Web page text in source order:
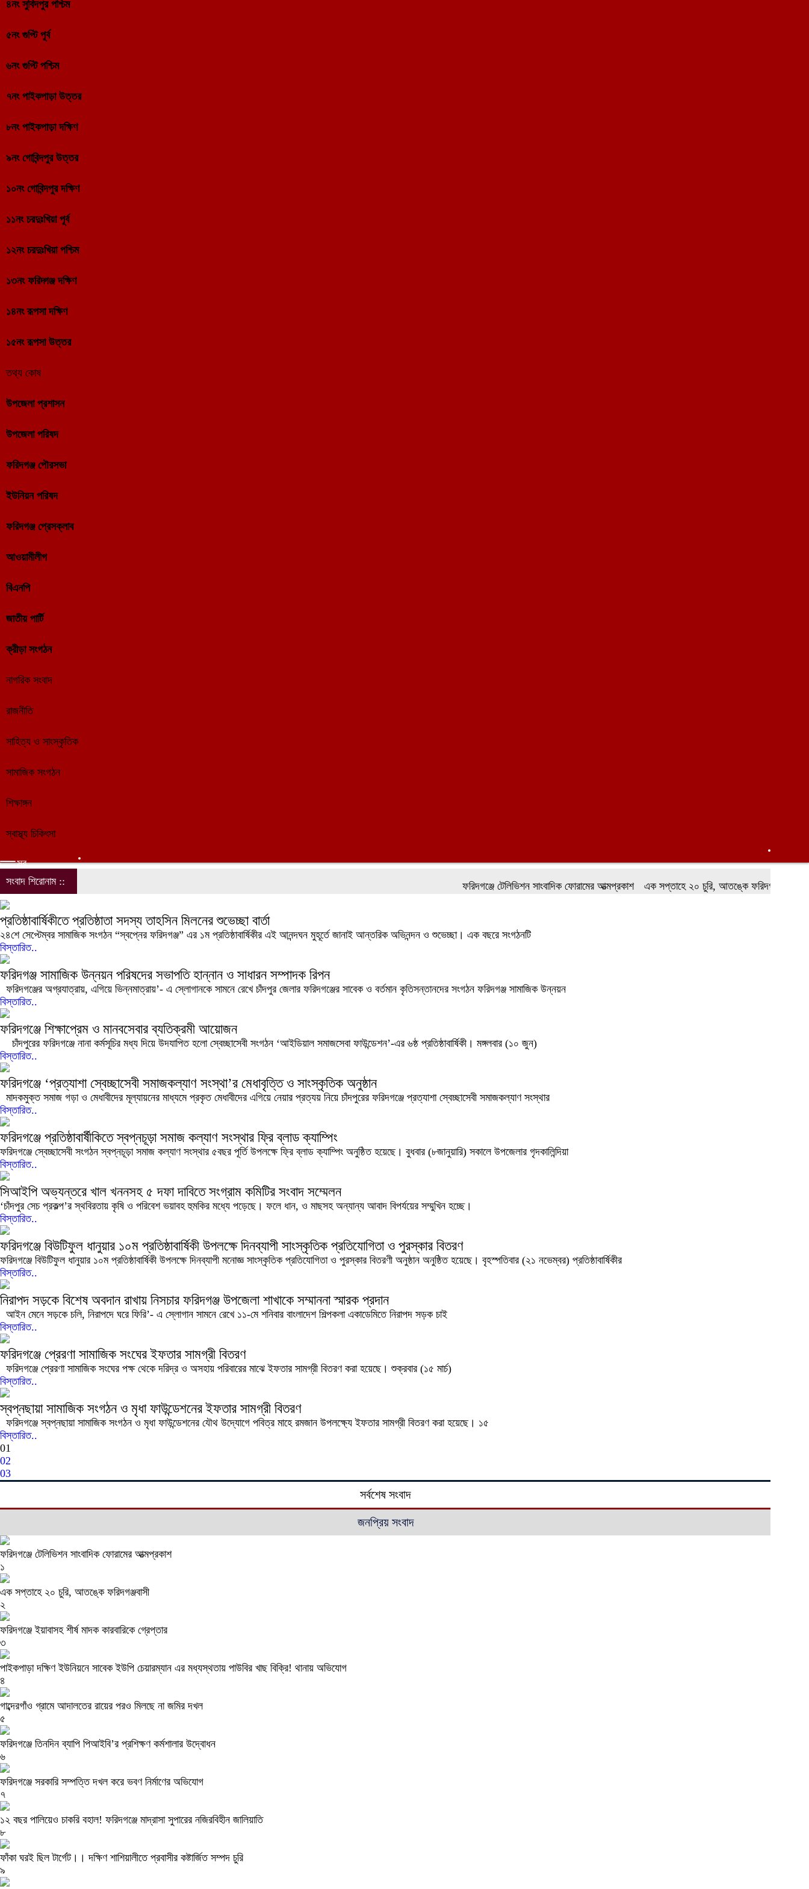
৪নং সুবিদপুর পশ্চিম
৫নং গুপ্টি পূর্ব
৬নং গুপ্টি পশ্চিম
৭নং পাইকপাড়া উত্তর
৮নং পাইকপাড়া দক্ষিণ
৯নং গোবিন্দপুর উত্তর
১০নং গোবিন্দপুর দক্ষিণ
১১নং চরদুঃখিয়া পূর্ব
১২নং চরদুঃখিয়া পশ্চিম
১৩নং ফরিদ্গঞ্জ দক্ষিণ
১৪নং রূপসা দক্ষিণ
১৫নং রূপসা উত্তর
তথ্য কোষ
উপজেলা প্রশাসন
উপজেলা পরিষদ
ফরিদগঞ্জ পৌরসভা
ইউনিয়ন পরিষদ
ফরিদগঞ্জ প্রেসক্লাব
আওয়ামীলীগ
বিএনপি
জাতীয় পার্টি
ক্রীড়া সংগঠন
নাগরিক সংবাদ
রাজনীতি
সাহিত্য ও সাংস্কৃতিক
সামাজিক সংগঠন
শিক্ষাঙ্গন
স্বাস্থ্য চিকিৎসা
সব
সংবাদ শিরোনাম ::
ফরিদগঞ্জে টেলিভিশন সাংবাদিক ফোরামের আত্মপ্রকাশ এক সপ্তাহে ২০ চুরি, আতঙ্কে ফরিদগঞ্জবাসী
প্রতিষ্ঠাবার্ষিকীতে প্রতিষ্ঠাতা সদস্য তাহসিন মিলনের শুভেচ্ছা বার্তা
২৪শে সেপ্টেম্বর সামাজিক সংগঠন “স্বপ্নের ফরিদগঞ্জ” এর ১ম প্রতিষ্ঠাবার্ষিকীর এই আনন্দঘন মুহূর্তে জানাই আন্তরিক অভিনন্দন ও শুভেচ্ছা। এক বছরে সংগঠনটি
বিস্তারিত..
ফরিদগঞ্জ সামাজিক উন্নয়ন পরিষদের সভাপতি হান্নান ও সাধারন সম্পাদক রিপন
ফরিদগঞ্জের অগ্রযাত্রায়, এগিয়ে ভিন্নমাত্রায়’- এ স্লোগানকে সামনে রেখে চাঁদপুর জেলার ফরিদগঞ্জের সাবেক ও বর্তমান কৃতিসন্তানদের সংগঠন ফরিদগঞ্জ সামাজিক উন্নয়ন
বিস্তারিত..
ফরিদগঞ্জে শিক্ষাপ্রেম ও মানবসেবার ব্যতিক্রমী আয়োজন
চাঁদপুরের ফরিদগঞ্জে নানা কর্মসূচির মধ্য দিয়ে উদযাপিত হলো স্বেচ্ছাসেবী সংগঠন ‘আইডিয়াল সমাজসেবা ফাউন্ডেশন’-এর ৬ষ্ঠ প্রতিষ্ঠাবার্ষিকী। মঙ্গলবার (১০ জুন)
বিস্তারিত..
ফরিদগঞ্জে ‘প্রত্যাশা স্বেচ্ছাসেবী সমাজকল্যাণ সংস্থা’র মেধাবৃত্তি ও সাংস্কৃতিক অনুষ্ঠান
মাদকমুক্ত সমাজ গড়া ও মেধাবীদের মূল্যায়নের মাধ্যমে প্রকৃত মেধাবীদের এগিয়ে নেয়ার প্রত্যয় নিয়ে চাঁদপুরের ফরিদগঞ্জে প্রত্যাশা স্বেচ্ছাসেবী সমাজকল্যাণ সংস্থার
বিস্তারিত..
ফরিদগঞ্জে প্রতিষ্ঠাবার্ষীকিতে স্বপ্নচূড়া সমাজ কল্যাণ সংস্থার ফ্রি ব্লাড ক্যাম্পিং
ফরিদগঞ্জে স্বেচ্ছাসেবী সংগঠন স্বপ্নচূড়া সমাজ কল্যাণ সংস্থার ৫বছর পূর্তি উপলক্ষে ফ্রি ব্লাড ক্যাম্পিং অনুষ্ঠিত হয়েছে। বুধবার (৮জানুয়ারি) সকালে উপজেলার গৃদকালিন্দিয়া
বিস্তারিত..
সিআইপি অভ্যন্তরে খাল খননসহ ৫ দফা দাবিতে সংগ্রাম কমিটির সংবাদ সম্মেলন
‘চাঁদপুর সেচ প্রকল্প’র স্থবিরতায় কৃষি ও পরিবেশ ভয়াবহ হুমকির মধ্যে পড়েছে। ফলে ধান, ও মাছসহ অন্যান্য আবাদ বিপর্যয়ের সম্মুখিন হচ্ছে।
বিস্তারিত..
ফরিদগঞ্জে বিউটিফুল ধানুয়ার ১০ম প্রতিষ্ঠাবার্ষিকী উপলক্ষে দিনব্যাপী সাংস্কৃতিক প্রতিযোগিতা ও পুরস্কার বিতরণ
ফরিদগঞ্জে বিউটিফুল ধানুয়ার ১০ম প্রতিষ্ঠাবার্ষিকী উপলক্ষে দিনব্যাপী মনোজ্ঞ সাংস্কৃতিক প্রতিযোগিতা ও পুরস্কার বিতরণী অনুষ্ঠান অনুষ্ঠিত হয়েছে। বৃহস্পতিবার (২১ নভেম্বর) প্রতিষ্ঠাবার্ষিকীর
বিস্তারিত..
নিরাপদ সড়কে বিশেষ অবদান রাখায় নিসচার ফরিদগঞ্জ উপজেলা শাখাকে সম্মাননা স্মারক প্রদান
আইন মেনে সড়কে চলি, নিরাপদে ঘরে ফিরি’- এ স্লোগান সামনে রেখে ১১-মে শনিবার বাংলাদেশ শিল্পকলা একাডেমিতে নিরাপদ সড়ক চাই
বিস্তারিত..
ফরিদগঞ্জে প্রেরণা সামাজিক সংঘের ইফতার সামগ্রী বিতরণ
ফরিদগঞ্জে প্রেরণা সামাজিক সংঘের পক্ষ থেকে দরিদ্র ও অসহায় পরিবারের মাঝে ইফতার সামগ্রী বিতরণ করা হয়েছে। শুক্রবার (১৫ মার্চ)
বিস্তারিত..
স্বপ্নছায়া সামাজিক সংগঠন ও মৃধা ফাউন্ডেশনের ইফতার সামগ্রী বিতরণ
ফরিদগঞ্জে স্বপ্নছায়া সামাজিক সংগঠন ও মৃধা ফাউন্ডেশনের যৌথ উদ্যোগে পবিত্র মাহে রমজান উপলক্ষ্যে ইফতার সামগ্রী বিতরণ করা হয়েছে। ১৫
বিস্তারিত..
01
02
03
সর্বশেষ সংবাদ
জনপ্রিয় সংবাদ
ফরিদগঞ্জে টেলিভিশন সাংবাদিক ফোরামের আত্মপ্রকাশ
১
এক সপ্তাহে ২০ চুরি, আতঙ্কে ফরিদগঞ্জবাসী
২
ফরিদগঞ্জে ইয়াবাসহ শীর্ষ মাদক কারবারিকে গ্রেপ্তার
৩
পাইকপাড়া দক্ষিণ ইউনিয়নে সাবেক ইউপি চেয়ারম্যান এর মধ্যস্থতায় পাউবির খাছ বিক্রি! থানায় অভিযোগ
৪
গাব্দেরগাঁও গ্রামে আদালতের রায়ের পরও মিলছে না জমির দখল
৫
ফরিদগঞ্জে তিনদিন ব্যাপি পিআইবি’র প্রশিক্ষণ কর্মশালার উদ্বোধন
৬
ফরিদগঞ্জে সরকারি সম্পত্তি দখল করে ভবণ নির্মাণের অভিযোগ
৭
১২ বছর পালিয়েও চাকরি বহাল! ফরিদগঞ্জে মাদ্রাসা সুপারের নজিরবিহীন জালিয়াতি
৮
ফাঁকা ঘরই ছিল টার্গেট।। দক্ষিণ শাশিয়ালীতে প্রবাসীর কষ্টার্জিত সম্পদ চুরি
৯